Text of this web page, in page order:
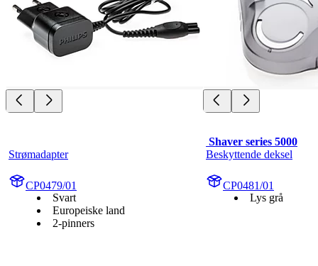
Strømadapter
CP0479/01
Svart
Europeiske land
2-pinners
Shaver series 5000
Beskyttende deksel
CP0481/01
Lys grå